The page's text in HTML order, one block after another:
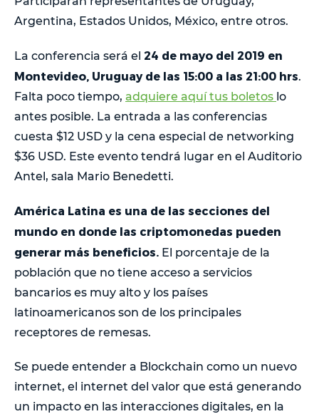
Argentina, Estados Unidos, México, entre otros.
La conferencia será el 24 de mayo del 2019 en
Montevideo, Uruguay de las 15:00 a las 21:00 hrs.
Falta poco tiempo, adquiere aquí tus boletos lo
antes posible. La entrada a las conferencias
cuesta $12 USD y la cena especial de networking
$36 USD. Este evento tendrá lugar en el Auditorio
Antel, sala Mario Benedetti.
América Latina es una de las secciones del
mundo en donde las criptomonedas pueden
generar más beneficios. El porcentaje de la
población que no tiene acceso a servicios
bancarios es muy alto y los países
latinoamericanos son de los principales
receptores de remesas.
Se puede entender a Blockchain como un nuevo
internet, el internet del valor que está generando
un impacto en las interacciones digitales, en la